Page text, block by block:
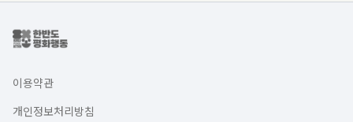
이용약관
개인정보처리방침